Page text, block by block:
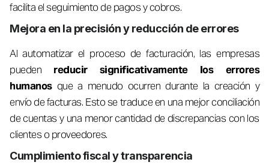
facilita el seguimiento de pagos y cobros.
Mejora en la precisión y reducción de errores
Al automatizar el proceso de facturación, las empresas
pueden reducir significativamente los errores
humanos que a menudo ocurren durante la creación y
envío de facturas. Esto se traduce en una mejor conciliación
de cuentas y una menor cantidad de discrepancias con los
clientes o proveedores.
Cumplimiento fiscal y transparencia